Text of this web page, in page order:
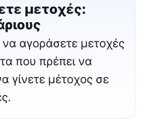
μετοχές:
αγοράσετε μετοχές
που πρέπει να
γίνετε μέτοχος σε